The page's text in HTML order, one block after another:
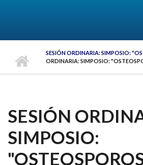
SESIÓN ORDINARIA: SIMPOSIO:
ORDINARIA: SIMPOSIO:
SESIÓN
SIMPOSIO: